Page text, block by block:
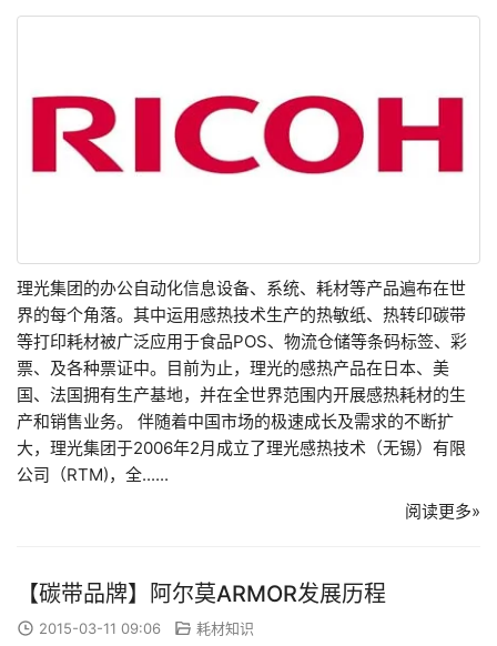
理光集团的办公自动化信息设备、系统、耗材等产品遍布在世
界的每个角落。其中运用感热技术生产的热敏纸、热转印碳带
等打印耗材被广泛应用于食品POS、物流仓储等条码标签、彩
票、及各种票证中。目前为止，理光的感热产品在日本、美
国、法国拥有生产基地，并在全世界范围内开展感热耗材的生
产和销售业务。 伴随着中国市场的极速成长及需求的不断扩
大，理光集团于2006年2月成立了理光感热技术（无锡）有限
公司（RTM)，全......
阅读更多»
【碳带品牌】阿尔莫ARMOR发展历程
2015-03-11 09:06 耗材知识